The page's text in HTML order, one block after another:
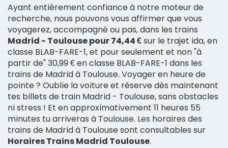
Ayant entièrement confiance à notre moteur de
recherche, nous pouvons vous affirmer que vous
voyagerez, accompagné ou pas, dans les trains
Madrid - Toulouse pour 74,44 €sur le trajet ida, en
classe BLAB-FARE-1, et pour seulement et non "à
partir de" 30,99 € en classe BLAB-FARE-1 dans les
trains de Madrid à Toulouse. Voyager en heure de
pointe ? Oublie la voiture et réserve dès maintenant
tes billets de train Madrid - Toulouse, sans obstacles
ni stress ! Et en approximativement 11 heures 55
minutes tu arriveras à Toulouse. Les horaires des
trains de Madrid à Toulouse sont consultables sur
Horaires Trains Madrid Toulouse.